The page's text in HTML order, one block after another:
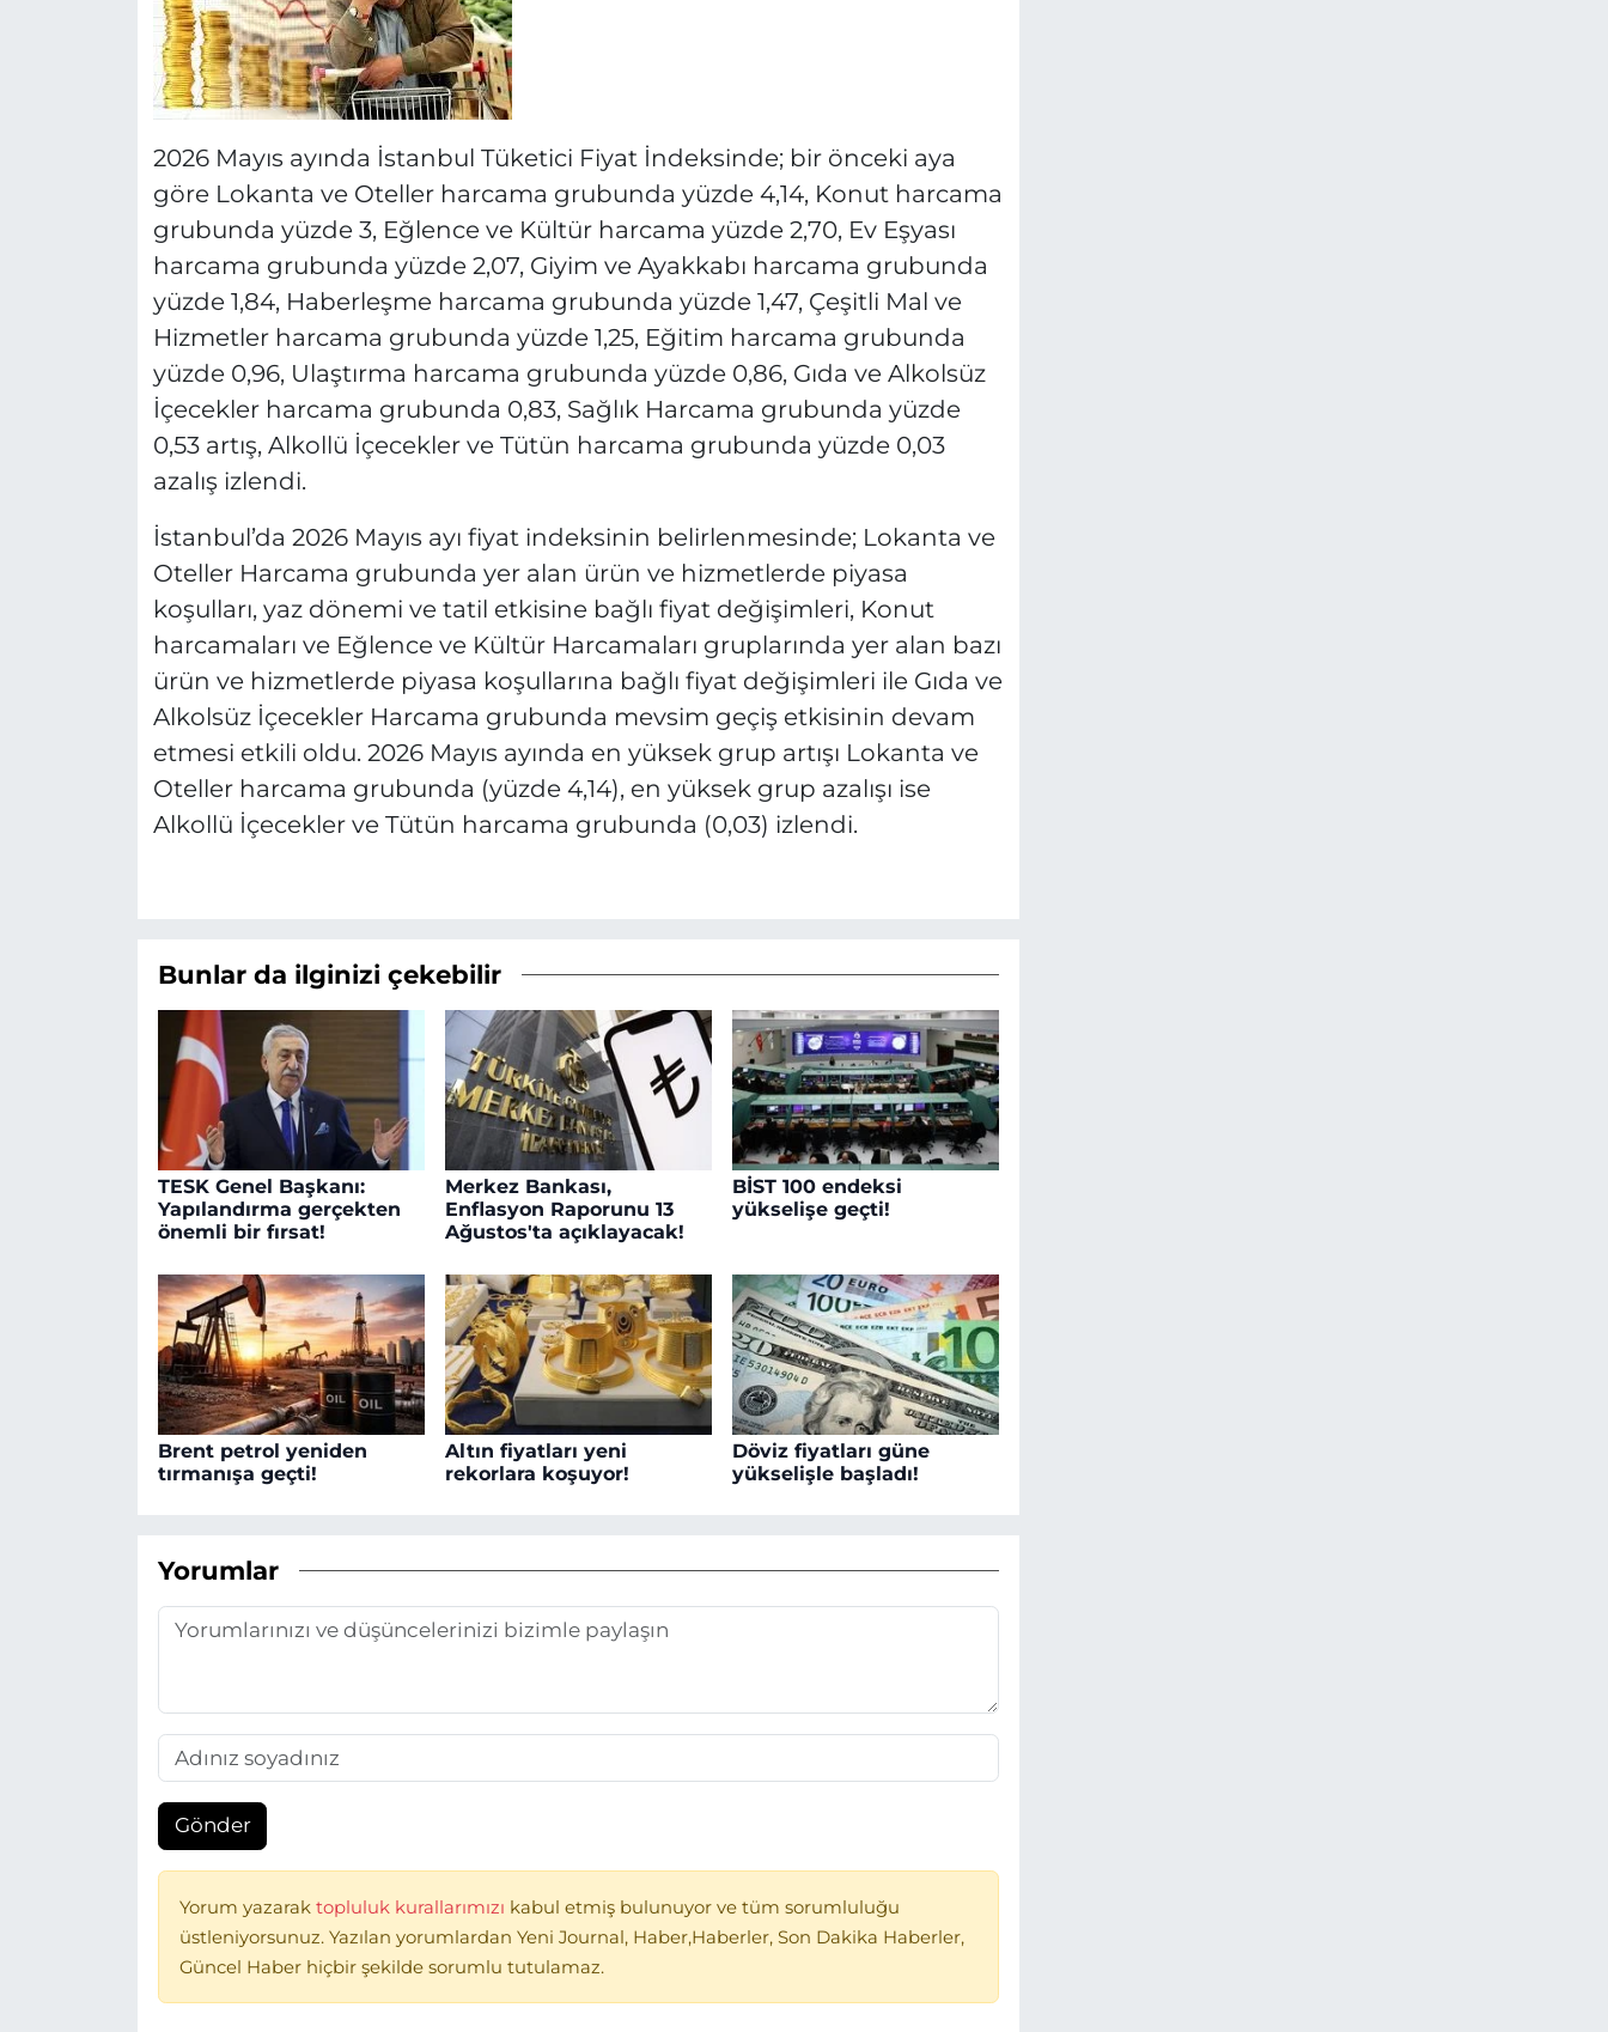
2026 Mayıs ayında İstanbul Tüketici Fiyat İndeksinde; bir önceki aya
göre Lokanta ve Oteller harcama grubunda yüzde 4,14, Konut harcama
grubunda yüzde 3, Eğlence ve Kültür harcama yüzde 2,70, Ev Eşyası
harcama grubunda yüzde 2,07, Giyim ve Ayakkabı harcama grubunda
yüzde 1,84, Haberleşme harcama grubunda yüzde 1,47, Çeşitli Mal ve
Hizmetler harcama grubunda yüzde 1,25, Eğitim harcama grubunda
yüzde 0,96, Ulaştırma harcama grubunda yüzde 0,86, Gıda ve Alkolsüz
İçecekler harcama grubunda 0,83, Sağlık Harcama grubunda yüzde
0,53 artış, Alkollü İçecekler ve Tütün harcama grubunda yüzde 0,03
azalış izlendi.
İstanbul’da 2026 Mayıs ayı fiyat indeksinin belirlenmesinde; Lokanta ve
Oteller Harcama grubunda yer alan ürün ve hizmetlerde piyasa
koşulları, yaz dönemi ve tatil etkisine bağlı fiyat değişimleri, Konut
harcamaları ve Eğlence ve Kültür Harcamaları gruplarında yer alan bazı
ürün ve hizmetlerde piyasa koşullarına bağlı fiyat değişimleri ile Gıda ve
Alkolsüz İçecekler Harcama grubunda mevsim geçiş etkisinin devam
etmesi etkili oldu. 2026 Mayıs ayında en yüksek grup artışı Lokanta ve
Oteller harcama grubunda (yüzde 4,14), en yüksek grup azalışı ise
Alkollü İçecekler ve Tütün harcama grubunda (0,03) izlendi.
Bunlar da ilginizi çekebilir
TESK Genel Başkanı:
Yapılandırma gerçekten
önemli bir fırsat!
Merkez Bankası,
Enflasyon Raporunu 13
Ağustos'ta açıklayacak!
BİST 100 endeksi
yükselişe geçti!
Brent petrol yeniden
tırmanışa geçti!
Altın fiyatları yeni
rekorlara koşuyor!
Döviz fiyatları güne
yükselişle başladı!
Yorumlar
Gönder
Yorum yazarak topluluk kurallarımızı kabul etmiş bulunuyor ve tüm sorumluluğu
üstleniyorsunuz. Yazılan yorumlardan Yeni Journal, Haber,Haberler, Son Dakika Haberler,
Güncel Haber hiçbir şekilde sorumlu tutulamaz.